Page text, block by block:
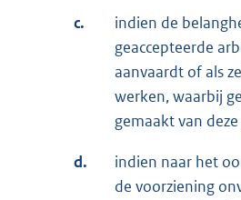
c.
indien de
geaccepteerde
aanvaardt of als
werken, waarbij
gemaakt van
d.
indien naar het
de voorziening